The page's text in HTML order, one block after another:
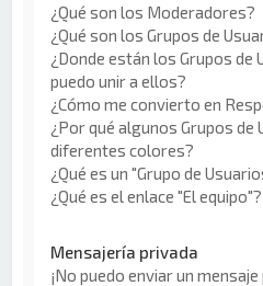
¿Qué son los Moderadores?
¿Qué son los Grupos de
¿Donde están los Grupos de
puedo unir a ellos?
¿Cómo me convierto en
¿Por qué algunos Grupos de
diferentes colores?
¿Qué es un "Grupo de
¿Qué es el enlace "El equipo"?
Mensajería privada
¡No puedo enviar un